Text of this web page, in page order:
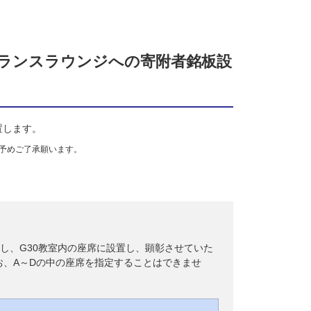
ンスラウンジへの寄附者銘板設
ます。
めご了承願います。
、G30教室内の座席に設置し、顕彰させていた
A～Dの中の座席を指定することはできませ